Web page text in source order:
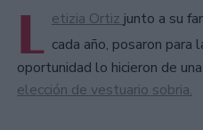
L etizia Ortiz junto a su
cada año, posaron para
oportunidad lo hicieron de
elección de vestuario sobria.